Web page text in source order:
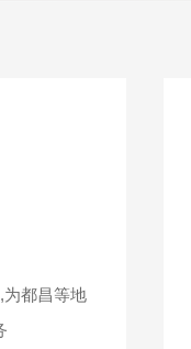
为都昌等地